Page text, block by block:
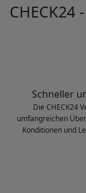
Schneller
Die CHECK24
umfangreichen
Konditionen und